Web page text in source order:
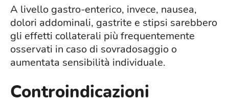
A livello gastro-enterico, invece, nausea,
dolori addominali, gastrite e stipsi sarebbero
gli effetti collaterali più frequentemente
osservati in caso di sovradosaggio o
aumentata sensibilità individuale.
Controindicazioni